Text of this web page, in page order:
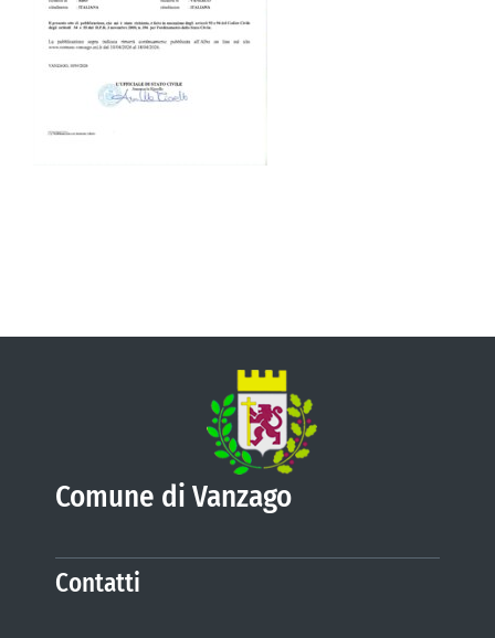
VIVERE VANZAGO
Comune di Vanzago
Contatti